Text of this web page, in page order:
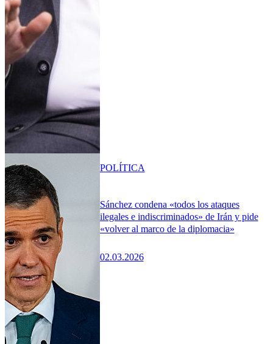
Sánchez condena «todos los ataques
ilegales e indiscriminados» de Irán y pide
«volver al marco de la diplomacia»
02.03.2026
POLÍTICA